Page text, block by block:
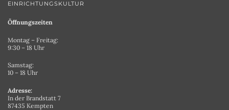
EINRICHTUNGSKULTUR
Öffnungszeiten
Montag – Freitag:
9:30 – 18 Uhr
Samstag:
10 – 18 Uhr
Adresse:
In der Brandstatt 7
87435 Kempten